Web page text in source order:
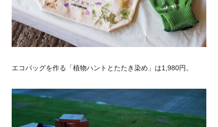
エコバッグを作る「植物ハントとたたき染め」は1,980円。